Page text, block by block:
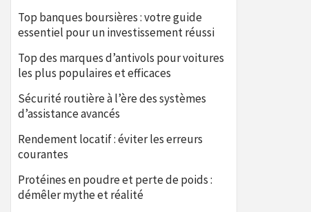
Top banques boursières : votre guide
essentiel pour un investissement réussi
Top des marques d’antivols pour voitures
les plus populaires et efficaces
Sécurité routière à l’ère des systèmes
d’assistance avancés
Rendement locatif : éviter les erreurs
courantes
Protéines en poudre et perte de poids :
démêler mythe et réalité